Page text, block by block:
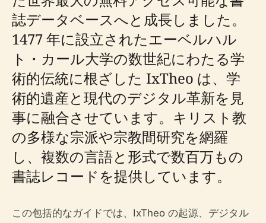
誌データベースへと成長しました。
1477 年に設立されたエーベルハル
ト・カール大学の数世紀にわたる学
術的伝統に根ざした IxTheo は、学
術的遺産と現代のデジタル革新を見
事に融合させています。キリスト教
の多様な宗派や宗教間研究を網羅
し、複数の言語と形式で数百万もの
書誌レコードを提供しています。
この包括的なガイドでは、IxTheo の起源、デジタル